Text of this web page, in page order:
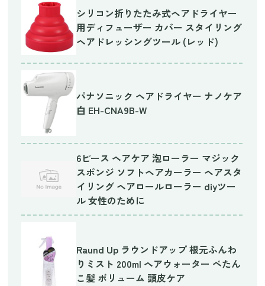
シリコン折りたたみ式ヘアドライヤー
用ディフューザー カバー スタイリング
ヘアドレッシングツール (レッド)
パナソニック ヘアドライヤー ナノケア
白 EH-CNA9B-W
6ピース ヘアケア 泡ローラー マジック
スポンジ ソフトヘアカーラー ヘアスタ
イリング ヘアロールローラー diyツー
ル 女性のために
Raund Up ラウンドアップ 根元ふんわ
りミスト 200ml ヘアウォーター ぺたん
こ髪 ボリューム 頭皮ケア